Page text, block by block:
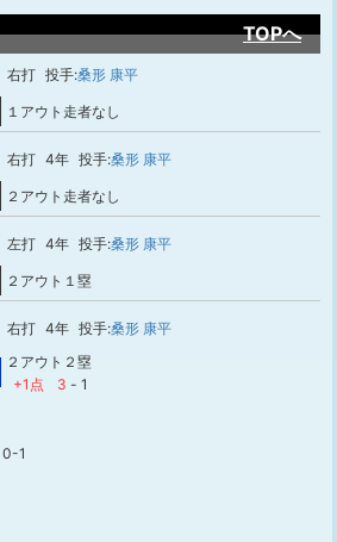
TOPへ
右打 投手:桑形 康平
１アウト走者なし
右打 4年 投手:桑形 康平
２アウト走者なし
左打 4年 投手:桑形 康平
２アウト１塁
右打 4年 投手:桑形 康平
２アウト２塁
+1点
3 - 1
0-1